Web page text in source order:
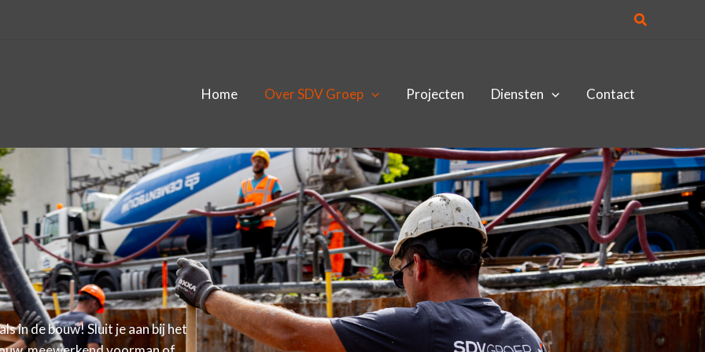
Zoeken
Home Over SDV Groep Projecten Diensten Contact
in de bouw! Sluit je aan bij het